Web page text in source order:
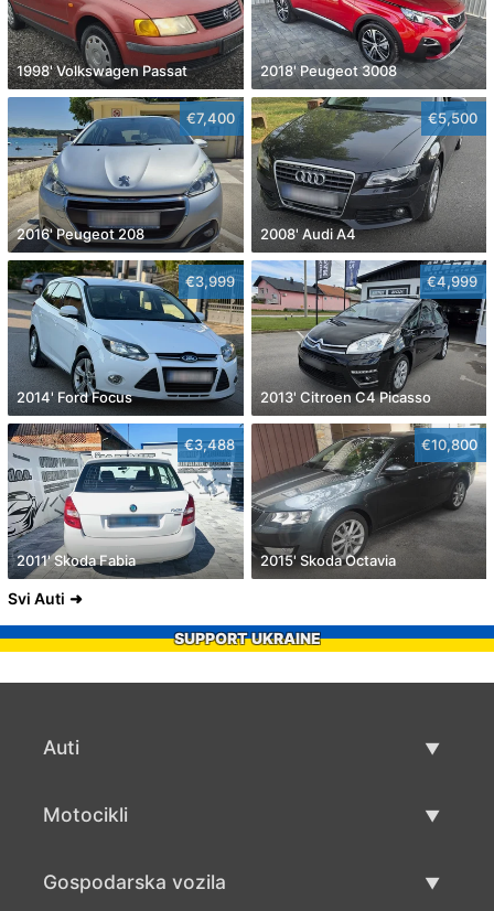
1998' Volkswagen Passat 2018' Peugeot 3008
€7,400
2016' Peugeot 208
€5,500
2008' Audi A4
€3,999
2014' Ford Focus
€4,999
2013' Citroen C4 Picasso
€3,488
2011' Skoda Fabia
€10,800
2015' Skoda Octavia
Svi Auti
SUPPORT UKRAINE
Auti
Motocikli
Gospodarska vozila